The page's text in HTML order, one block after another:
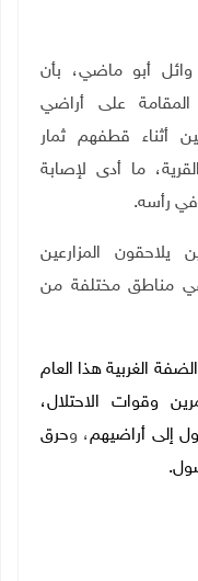
أبو ماضي، بأن
على أراضي
أثناء قطفهم ثمار
ما أدى لإصابة
رأسه.
المزارعين
مناطق مختلفة من
الغربية هذا العام
وقوات الاحتلال،
إلى أراضيهم، وحرق